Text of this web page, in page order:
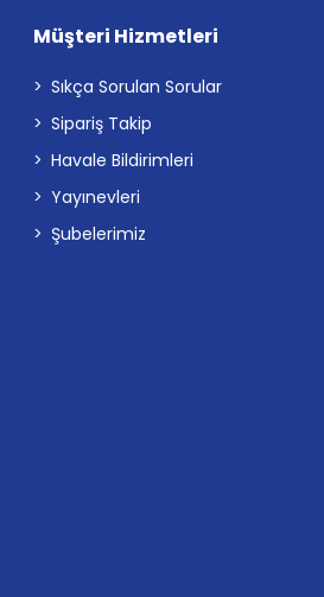
Müşteri Hizmetleri
Sıkça Sorulan Sorular
Sipariş Takip
Havale Bildirimleri
Yayınevleri
Şubelerimiz